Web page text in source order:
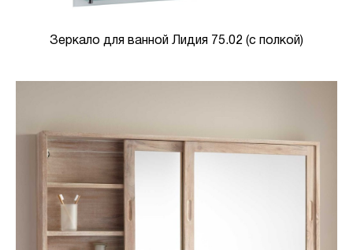
Зеркало для ванной Лидия 75.02 (с полкой)